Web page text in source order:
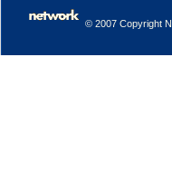
© 2007 Copyright